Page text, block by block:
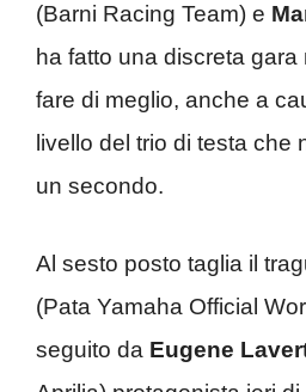
(Barni Racing Team) e
ha fatto una discreta
fare di meglio, anche a
livello del trio di testa che
un secondo.
Al sesto posto taglia il
(Pata Yamaha Official
seguito da Eugene